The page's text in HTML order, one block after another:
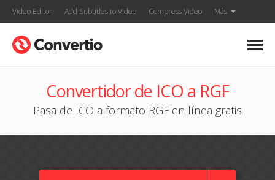
Video Editor Add Subtitles to Video Compress Video Más
Convertidor de ICO a RGF
Pasa de ICO a formato RGF en línea gratis